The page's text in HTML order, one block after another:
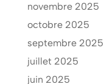
novembre 2025
octobre 2025
septembre 2025
juillet 2025
juin 2025